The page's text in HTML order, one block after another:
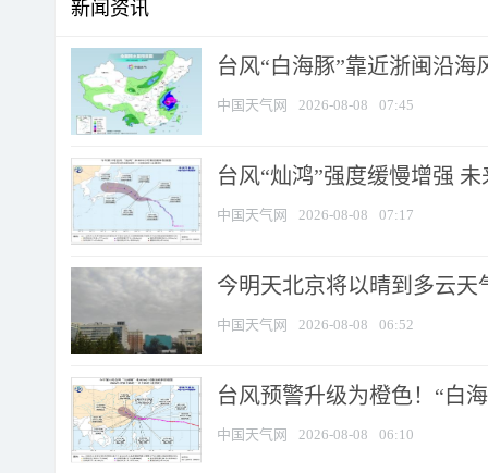
新闻资讯
台风“白海豚”靠近浙闽沿
中国天气网 2026-08-08 07:45
台风“灿鸿”强度缓慢增强
中国天气网 2026-08-08 07:17
今明天北京将以晴到多云
中国天气网 2026-08-08 06:52
台风预警升级为橙色！“白
中国天气网 2026-08-08 06:10